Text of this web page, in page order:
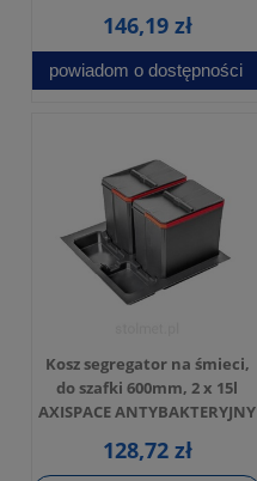
146,19 zł
powiadom o dostępności
Kosz segregator na śmieci,
do szafki 600mm, 2 x 15l
AXISPACE ANTYBAKTERYJNY
128,72 zł